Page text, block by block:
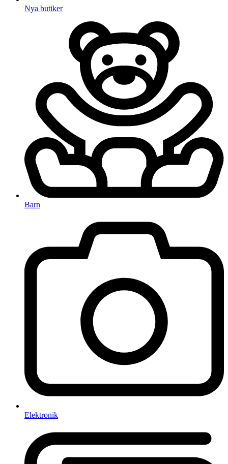
Nya butiker
Barn
Elektronik